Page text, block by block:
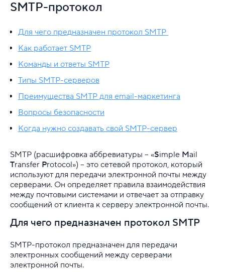
Почта
DKIM-подпись
PTR-запись и ее использование
SMTP-протокол
SPF-запись и её настройка
Антиспам
В чём различия между протоколами POP3 и IMAP?
Где найти технические заголовки писем
Как сделать корпоративную почту
Как узнать пароль от электронной почты
SMTP-протокол
Для чего предназначен протокол SMTP
Как работает SMTP
Команды и ответы SMTP
Типы SMTP-серверов
Преимущества SMTP для email-маркетинга
Вопросы безопасности
Когда нужно создавать свой SMTP-сервер
SMTP (расшифровка аббревиатуры – «Simple Mail
Transfer Protocol») – это сетевой протокол, который
используют для передачи электронной почты между
серверами. Он определяет правила взаимодействия
между почтовыми системами и отвечает за отправку
сообщений от клиента к серверу электронной почты.
Для чего предназначен протокол SMTP
SMTP-протокол предназначен для передачи
электронных сообщений между серверами
электронной почты.